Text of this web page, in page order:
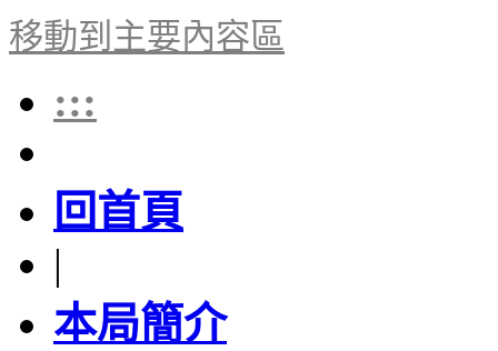
移動到主要內容區
:::
回首頁
|
本局簡介